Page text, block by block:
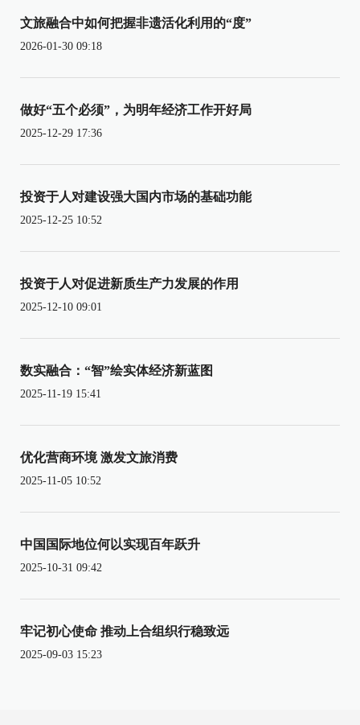
文旅融合中如何把握非遗活化利用的“度”
2026-01-30 09:18
做好“五个必须”，为明年经济工作开好局
2025-12-29 17:36
投资于人对建设强大国内市场的基础功能
2025-12-25 10:52
投资于人对促进新质生产力发展的作用
2025-12-10 09:01
数实融合：“智”绘实体经济新蓝图
2025-11-19 15:41
优化营商环境 激发文旅消费
2025-11-05 10:52
中国国际地位何以实现百年跃升
2025-10-31 09:42
牢记初心使命 推动上合组织行稳致远
2025-09-03 15:23